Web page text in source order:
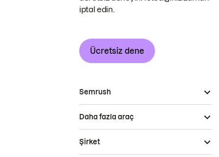
iptal edin.
Ücretsiz dene
Semrush
Daha fazla araç
Şirket